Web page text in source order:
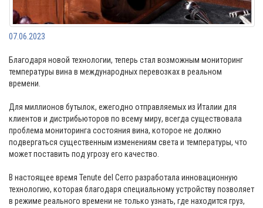
07.06.2023
Благодаря новой технологии, теперь стал возможным мониторинг
температуры вина в международных перевозках в реальном
времени.
Для миллионов бутылок, ежегодно отправляемых из Италии для
клиентов и дистрибьюторов по всему миру, всегда существовала
проблема мониторинга состояния вина, которое не должно
подвергаться существенным изменениям света и температуры, что
может поставить под угрозу его качество.
В настоящее время Tenute del Cerro разработала инновационную
технологию, которая благодаря специальному устройству позволяет
в режиме реального времени не только узнать, где находится груз,